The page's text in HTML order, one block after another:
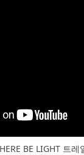
BE LIGHT 트